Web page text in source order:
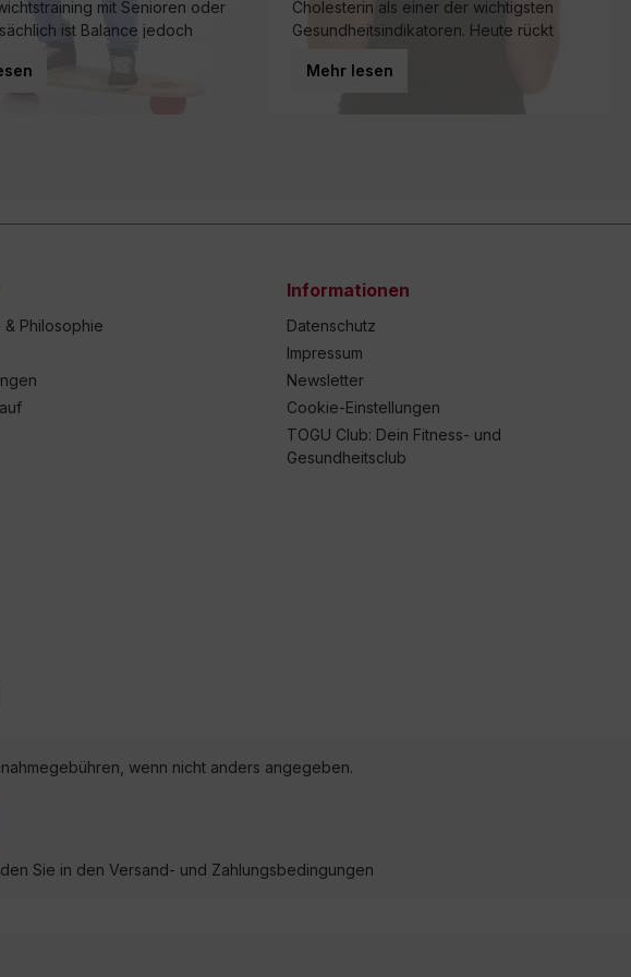
mit Senioren oder
ist Balance jedoch
– unabhängig vom Alter.
Cholesterin als einer der wichtigsten
Gesundheitsindikatoren. Heute rückt
in den Fokus der Wissenschaft: die
Mehr lesen
& Philosophie
Informationen
Datenschutz
Impressum
Newsletter
Cookie-Einstellungen
TOGU Club: Dein Fitness- und
Gesundheitsclub
wenn nicht anders angegeben.
Sie in den Versand- und Zahlungsbedingungen